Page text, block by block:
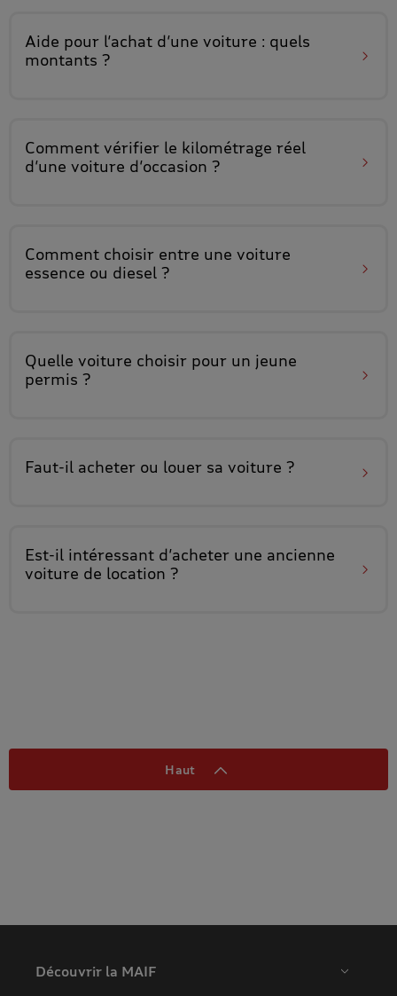
Aide pour l’achat d’une voiture : quels
montants ?
Comment vérifier le kilométrage réel
d’une voiture d’occasion ?
Comment choisir entre une voiture
essence ou diesel ?
Quelle voiture choisir pour un jeune
permis ?
Faut-il acheter ou louer sa voiture ?
Est-il intéressant d’acheter une ancienne
voiture de location ?
Haut
Découvrir la MAIF